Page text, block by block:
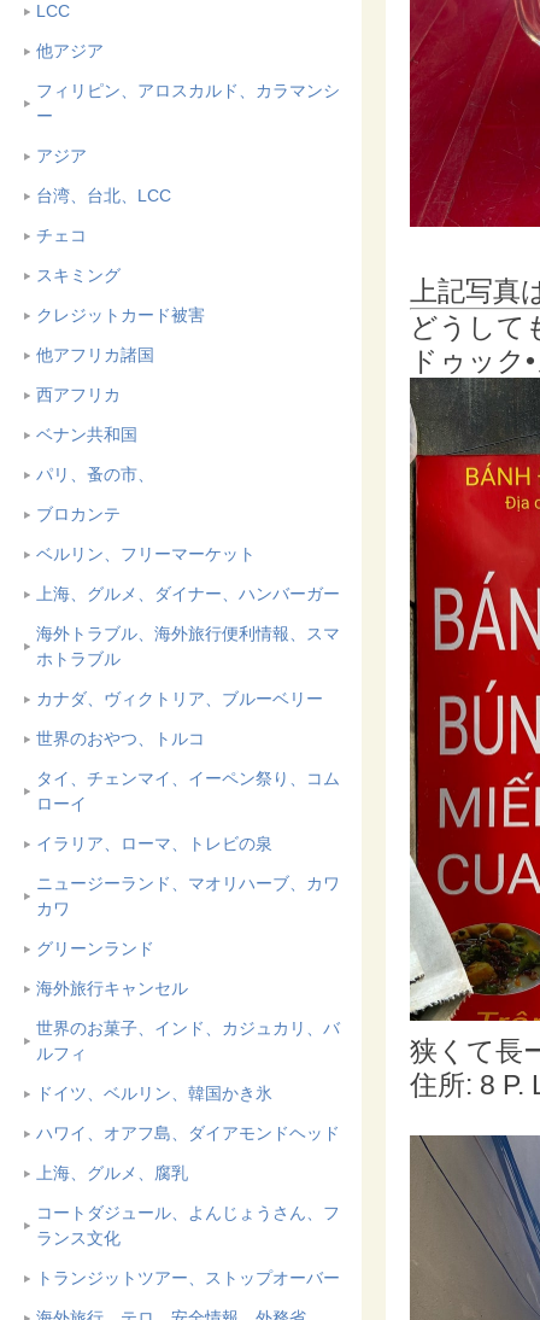
LCC
他アジア
フィリピン、アロスカルド、カラマンシ
ー
アジア
台湾、台北、LCC
チェコ
スキミング
クレジットカード被害
他アフリカ諸国
西アフリカ
ベナン共和国
パリ、蚤の市、
ブロカンテ
ベルリン、フリーマーケット
上海、グルメ、ダイナー、ハンバーガー
海外トラブル、海外旅行便利情報、スマ
ホトラブル
カナダ、ヴィクトリア、ブルーベリー
世界のおやつ、トルコ
タイ、チェンマイ、イーペン祭り、コム
ローイ
イラリア、ローマ、トレビの泉
ニュージーランド、マオリハーブ、カワ
カワ
グリーンランド
海外旅行キャンセル
世界のお菓子、インド、カジュカリ、バ
ルフィ
ドイツ、ベルリン、韓国かき氷
ハワイ、オアフ島、ダイアモンドヘッド
上海、グルメ、腐乳
コートダジュール、よんじょうさん、フ
ランス文化
トランジットツアー、ストップオーバー
上記写真
どうして
ドゥック
狭くて長
住所: 8 P.